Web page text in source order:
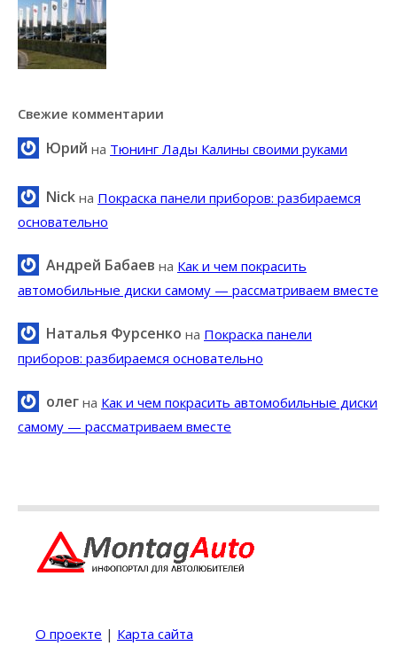
Свежие комментарии
Юрий на Тюнинг Лады Калины своими руками
Nick на Покраска панели приборов: разбираемся
основательно
Андрей Бабаев на Как и чем покрасить
автомобильные диски самому — рассматриваем вместе
Наталья Фурсенко на Покраска панели
приборов: разбираемся основательно
олег на Как и чем покрасить автомобильные диски
самому — рассматриваем вместе
О проекте | Карта сайта